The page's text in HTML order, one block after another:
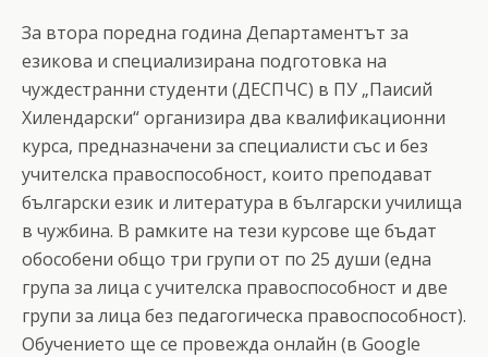
За втора поредна година Департаментът за
езикова и специализирана подготовка на
чуждестранни студенти (ДЕСПЧС) в ПУ „Паисий
Хилендарски“ организира два квалификационни
курса, предназначени за специалисти със и без
учителска правоспособност, които преподават
български език и литература в български училища
в чужбина. В рамките на тези курсове ще бъдат
обособени общо три групи от по 25 души (една
група за лица с учителска правоспособност и две
групи за лица без педагогическа правоспособност).
Обучението ще се провежда онлайн (в Google